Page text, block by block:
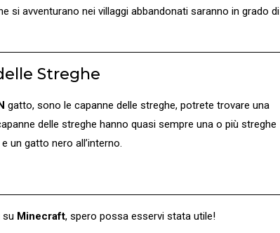
si avventurano nei villaggi abbandonati saranno in grado di
Streghe
gatto, sono le capanne delle streghe, potrete trovare una
delle streghe hanno quasi sempre una o più streghe
un gatto nero all’interno.
su Minecraft, spero possa esservi stata utile!